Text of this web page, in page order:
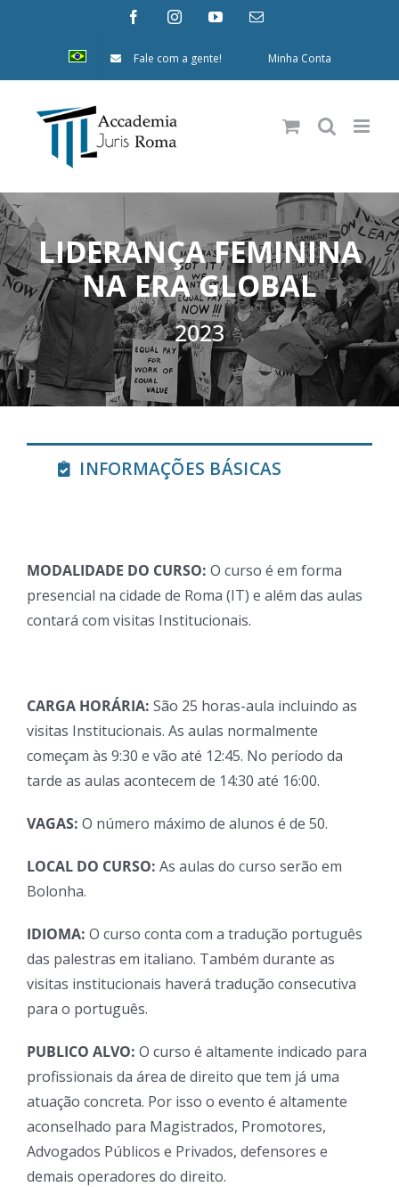
conteúdo
FacebookInstagramYouTubeE-
Fale com a gente! Minha Conta
LIDERANÇA FEMININA
NA ERA GLOBAL
2023
INFORMAÇÕES BÁSICAS
MODALIDADE DO CURSO: O curso é em forma
presencial na cidade de Roma (IT) e além das aulas
contará com visitas Institucionais.
CARGA HORÁRIA: São 25 horas-aula incluindo as
visitas Institucionais. As aulas normalmente
começam às 9:30 e vão até 12:45. No período da
tarde as aulas acontecem de 14:30 até 16:00.
VAGAS: O número máximo de alunos é de 50.
LOCAL DO CURSO: As aulas do curso serão em
Bolonha.
IDIOMA: O curso conta com a tradução português
das palestras em italiano. Também durante as
visitas institucionais haverá tradução consecutiva
para o português.
PUBLICO ALVO: O curso é altamente indicado para
profissionais da área de direito que tem já uma
atuação concreta. Por isso o evento é altamente
aconselhado para Magistrados, Promotores,
Advogados Públicos e Privados, defensores e
demais operadores do direito.